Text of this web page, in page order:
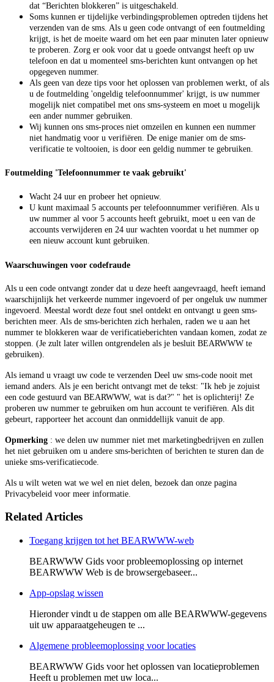
dat “Berichten blokkeren” is uitgeschakeld.
Soms kunnen er tijdelijke verbindingsproblemen optreden tijdens het
verzenden van de sms. Als u geen code ontvangt of een foutmelding
krijgt, is het de moeite waard om het een paar minuten later opnieuw
te proberen. Zorg er ook voor dat u goede ontvangst heeft op uw
telefoon en dat u momenteel sms-berichten kunt ontvangen op het
opgegeven nummer.
Als geen van deze tips voor het oplossen van problemen werkt, of als
u de foutmelding 'ongeldig telefoonnummer' krijgt, is uw nummer
mogelijk niet compatibel met ons sms-systeem en moet u mogelijk
een ander nummer gebruiken.
Wij kunnen ons sms-proces niet omzeilen en kunnen een nummer
niet handmatig voor u verifiëren. De enige manier om de sms-
verificatie te voltooien, is door een geldig nummer te gebruiken.
Foutmelding 'Telefoonnummer te vaak gebruikt'
Wacht 24 uur en probeer het opnieuw.
U kunt maximaal 5 accounts per telefoonnummer verifiëren. Als u
uw nummer al voor 5 accounts heeft gebruikt, moet u een van de
accounts verwijderen en 24 uur wachten voordat u het nummer op
een nieuw account kunt gebruiken.
Waarschuwingen voor codefraude
Als u een code ontvangt zonder dat u deze heeft aangevraagd, heeft iemand
waarschijnlijk het verkeerde nummer ingevoerd of per ongeluk uw nummer
ingevoerd. Meestal wordt deze fout snel ontdekt en ontvangt u geen sms-
berichten meer. Als de sms-berichten zich herhalen, raden we u aan het
nummer te blokkeren waar de verificatieberichten vandaan komen, zodat ze
stoppen. (Je zult later willen ontgrendelen als je besluit BEARWWW te
gebruiken).
Als iemand u vraagt uw code te verzenden Deel uw sms-code nooit met
iemand anders. Als je een bericht ontvangt met de tekst: "Ik heb je zojuist
een code gestuurd van BEARWWW, wat is dat?" " het is oplichterij! Ze
proberen uw nummer te gebruiken om hun account te verifiëren. Als dit
gebeurt, rapporteer het account dan onmiddellijk vanuit de app.
Opmerking : we delen uw nummer niet met marketingbedrijven en zullen
het niet gebruiken om u andere sms-berichten of berichten te sturen dan de
unieke sms-verificatiecode.
Als u wilt weten wat we wel en niet delen, bezoek dan onze pagina
Privacybeleid voor meer informatie.
Related Articles
Toegang krijgen tot het BEARWWW-web
BEARWWW Gids voor probleemoplossing op internet
BEARWWW Web is de browsergebaseer...
App-opslag wissen
Hieronder vindt u de stappen om alle BEARWWW-gegevens
uit uw apparaatgeheugen te ...
Algemene probleemoplossing voor locaties
BEARWWW Gids voor het oplossen van locatieproblemen
Heeft u problemen met uw loca...